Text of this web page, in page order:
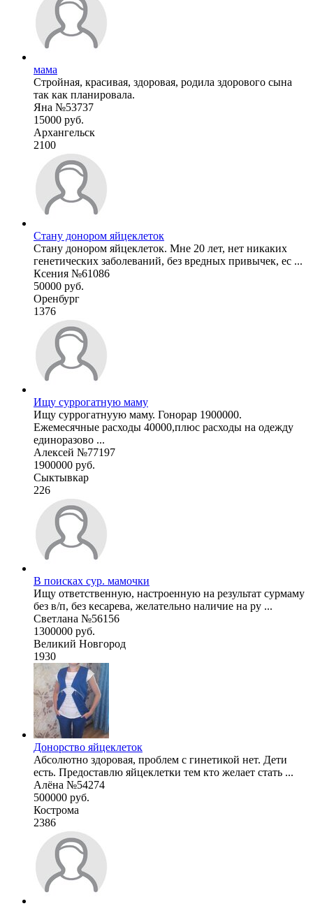
мама
Стройная, красивая, здоровая, родила здорового сына
так как планировала.
Яна №53737
15000 руб.
Архангельск
2100
Стану донором яйцеклеток
Стану донором яйцеклеток. Мне 20 лет, нет никаких
генетических заболеваний, без вредных привычек, ес ...
Ксения №61086
50000 руб.
Оренбург
1376
Ищу суррогатную маму
Ищу суррогатнуую маму. Гонорар 1900000.
Ежемесячные расходы 40000,плюс расходы на одежду
единоразово ...
Алексей №77197
1900000 руб.
Сыктывкар
226
В поисках сур. мамочки
Ищу ответственную, настроенную на результат сурмаму
без в/п, без кесарева, желательно наличие на ру ...
Светлана №56156
1300000 руб.
Великий Новгород
1930
Донорство яйцеклеток
Абсолютно здоровая, проблем с гинетикой нет. Дети
есть. Предоставлю яйцеклетки тем кто желает стать ...
Алёна №54274
500000 руб.
Кострома
2386